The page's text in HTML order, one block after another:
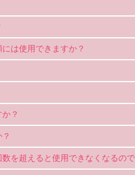
は使用できますか？
？
を超えると使用できなくなるの